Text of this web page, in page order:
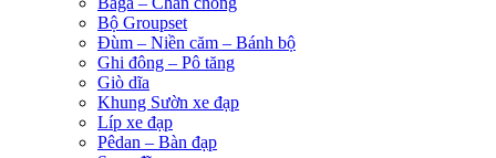
Bộ Groupset
Đùm – Niền căm – Bánh bộ
Ghi đông – Pô tăng
Giò dĩa
Khung Sườn xe đạp
Líp xe đạp
Pêdan – Bàn đạp